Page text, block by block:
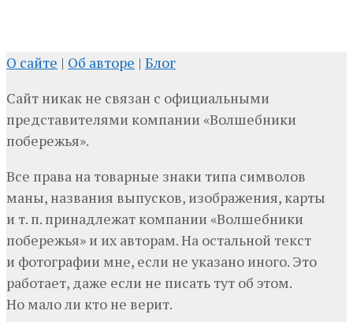
О сайте | Об авторе | Блог
Сайт никак не связан с официальными
представителями компании «Волшебники
побережья».
Все права на товарные знаки типа символов
маны, названия выпусков, изображения, карты
и т. п. принадлежат компании «Волшебники
побережья» и их авторам. На остальной текст
и фотографии мне, если не указано иного. Это
работает, даже если не писать тут об этом.
Но мало ли кто не верит.